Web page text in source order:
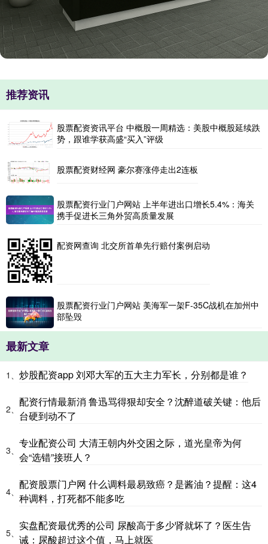
推荐资讯
股票配资资讯平台 中概股一周精选：美股中概股延续跌
势，跟谁学获高盛“买入”评级
股票配资财经网 豪尔赛涨停走出2连板
股票配资行业门户网站 上半年进出口增长5.4%：海关
携手促进长三角外贸高质量发展
配资网查询 北交所首单先行赔付案例启动
股票配资行业门户网站 美海军一架F-35C战机在加州中
部坠毁
最新文章
1、 炒股配资app 刘邓大军的五大主力军长，分别都是谁？
2、
配资行情最新消 鲁迅骂得狠却安全？沈醉道破关键：他后
台硬到动不了
3、
专业配资公司 大清王朝内外交困之际，道光皇帝为何
会“选错”接班人？
4、
配资股票门户网 什么调料最易致癌？是酱油？提醒：这4
种调料，打死都不能多吃
5、
实盘配资最优秀的公司 尿酸高于多少肾就坏了？医生告
诫：尿酸超过这个值，马上就医